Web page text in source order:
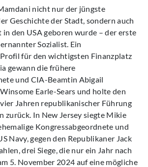
nicht nur der jüngste
Geschichte der Stadt, sondern auch
den USA geboren wurde – der erste
Sozialist. Ein
für den wichtigsten Finanzplatz
gewann die frühere
und CIA-Beamtin Abigail
Earle-Sears und holte den
Jahren republikanischer Führung
zurück. In New Jersey siegte Mikie
Kongressabgeordnete und
Navy, gegen den Republikaner Jack
drei Siege, die nur ein Jahr nach
5. November 2024 auf eine mögliche